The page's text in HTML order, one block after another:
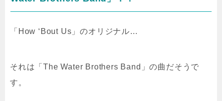
「How ‘Bout Us」のオリジナル…
それは「The Water Brothers Band」の曲だそうで
す。